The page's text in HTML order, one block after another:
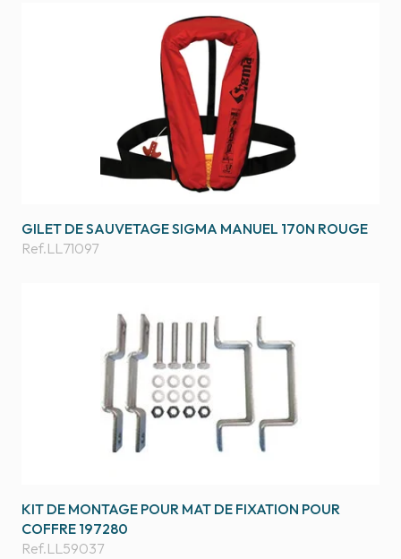
GILET DE SAUVETAGE SIGMA MANUEL 170N ROUGE
Ref.LL71097
KIT DE MONTAGE POUR MAT DE FIXATION POUR
COFFRE 197280
Ref.LL59037